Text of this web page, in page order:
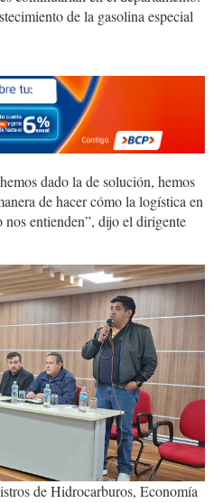
de la gasolina especial
dado la de solución, hemos
de hacer cómo la logística en
entienden”, dijo el dirigente
de Hidrocarburos, Economía